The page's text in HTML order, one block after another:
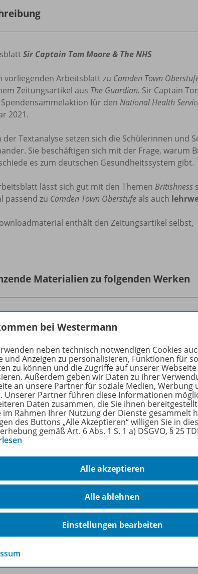
Sir Captain Tom Moore & The NHS
vorliegenden Arbeitsblatt zu Camden Town
Zeitungsartikel aus The Guardian. Sir Captain
für den National Health
2021.
der Textanalyse setzen sich die Schülerinnen und
Sie beschäftigen sich mit der Frage, warum
es zum deutschen Gesundheitssystem gibt.
lässt sich gut mit den Themen Britishness
passend zu Camden Town Oberstufe als auch
enthält den Zeitungsartikel selbst,
Materialien zu folgenden Werken
2020 für Berlin, Brandenburg und
Mecklenburg-Vorpommern
Textbook Qualifikationsphase
Lieferbar
Ergänzende Digitalprodukte erhältlich
Camden Town Oberstufe - Ausgabe
2018 für Niedersachsen
Lieferbar
bei Westermann
neben technisch notwendigen Cookies
und Anzeigen zu personalisieren, Funktionen für
zu können und die Zugriffe auf unserer Webseite
Außerdem geben wir Daten zu ihrer
an unsere Partner für soziale Medien, Werbung
Unserer Partner führen diese Informationen
Daten zusammen, die Sie ihnen
im Rahmen Ihrer Nutzung der Dienste gesammelt
des Buttons „Alle Akzeptieren“ willigen Sie in
gemäß Art. 6 Abs. 1 S. 1 a) DSGVO, § 25
Alle akzeptieren
Alle ablehnen
Einstellungen bearbeiten